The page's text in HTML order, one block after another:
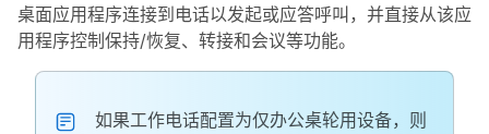
桌面应用程序连接到电话以发起或应答呼叫，并直接从该应
用程序控制保持/恢复、转接和会议等功能。
如果工作电话配置为仅办公桌轮用设备，则